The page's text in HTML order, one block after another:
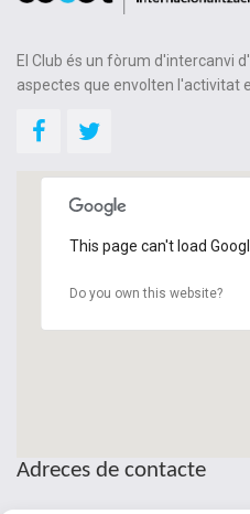
El Club és un fòrum d'intercanvi
aspectes que envolten l'activitat
This page can't load
Do you own this website?
Adreces de contacte